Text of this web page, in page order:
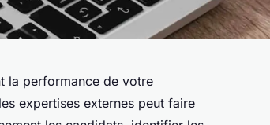
la performance de votre
expertises externes peut faire